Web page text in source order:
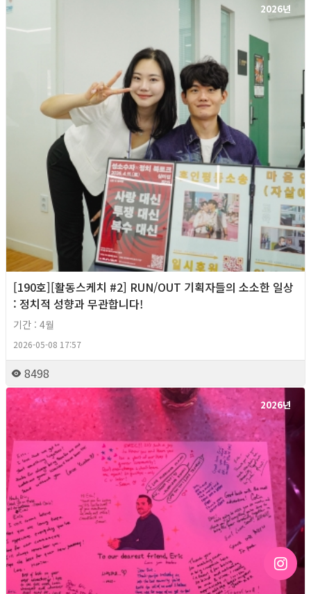
2026년
[190호][활동스케치 #2] RUN/OUT 기획자들의 소소한 일상
: 정치적 성향과 무관합니다!
기간 : 4월
2026-05-08 17:57
8498
2026년